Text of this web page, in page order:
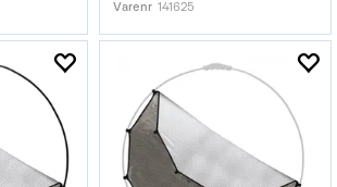
Varenr 141625